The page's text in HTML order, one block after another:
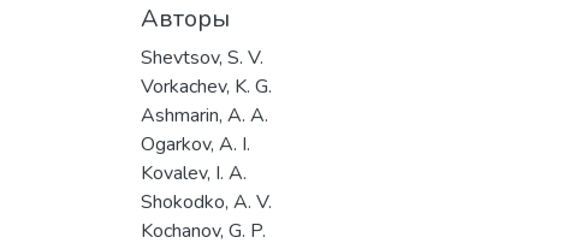
Авторы
Shevtsov, S. V.
Vorkachev, K. G.
Ashmarin, A. A.
Ogarkov, A. I.
Kovalev, I. A.
Shokodko, A. V.
Kochanov, G. P.